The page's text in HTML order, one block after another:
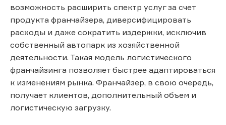
возможность расширить спектр услуг за счет
продукта франчайзера, диверсифицировать
расходы и даже сократить издержки, исключив
собственный автопарк из хозяйственной
деятельности. Такая модель логистического
франчайзинга позволяет быстрее адаптироваться
к изменениям рынка. Франчайзер, в свою очередь,
получает клиентов, дополнительный объем и
логистическую загрузку.